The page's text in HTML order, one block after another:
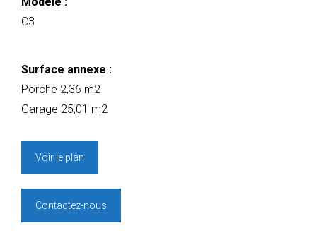
C3
Surface annexe :
Porche 2,36 m2
Garage 25,01 m2
Voir le plan
Contactez-nous